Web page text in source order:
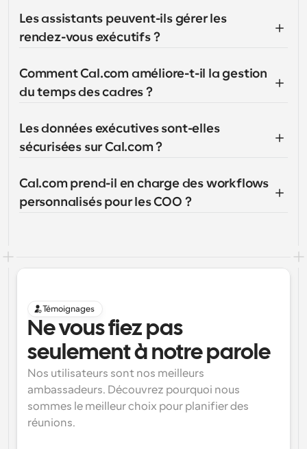
Les assistants peuvent-ils gérer les
rendez-vous exécutifs ?
Comment Cal.com améliore-t-il la gestion
du temps des cadres ?
Les données exécutives sont-elles
sécurisées sur Cal.com ?
Cal.com prend-il en charge des workflows
personnalisés pour les COO ?
Témoignages
Ne vous fiez pas
seulement à notre parole
Nos utilisateurs sont nos meilleurs
ambassadeurs. Découvrez pourquoi nous
sommes le meilleur choix pour planifier des
réunions.